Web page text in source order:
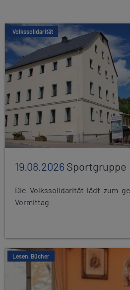
Volkssolidarität
19.08.2026Sportgruppe
Die Volkssolidarität lädt zum
Vormittag
Lesen, Bücher